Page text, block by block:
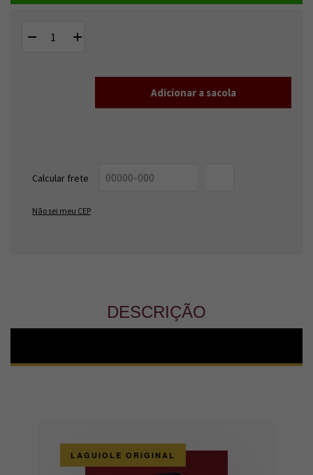
Calcular frete
Não sei meu CEP
DESCRIÇÃO
LAGUIOLE ORIGINAL